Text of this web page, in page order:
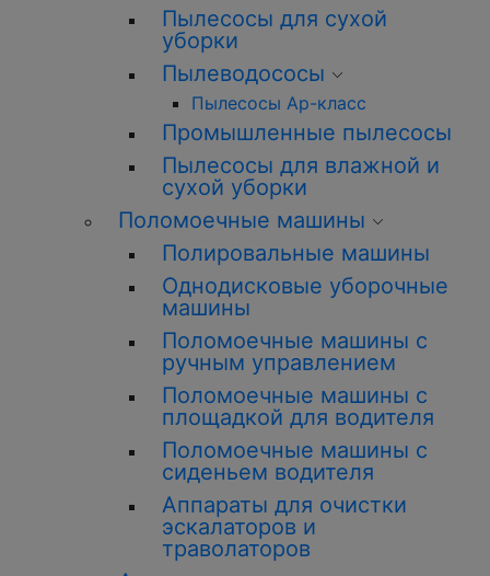
Пылесосы для сухой
уборки
Пылеводососы
Пылесосы Ар-класс
Промышленные пылесосы
Пылесосы для влажной и
сухой уборки
Поломоечные машины
Полировальные машины
Однодисковые уборочные
машины
Поломоечные машины с
ручным управлением
Поломоечные машины с
площадкой для водителя
Поломоечные машины с
сиденьем водителя
Аппараты для очистки
эскалаторов и
траволаторов